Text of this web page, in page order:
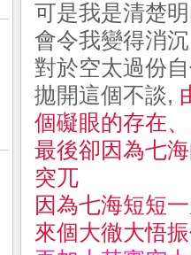
可是我是清楚
會令我變得消
對於空太過份
拋開這個不談,
個礙眼的存在、
最後卻因為七
突兀
因為七海短短
來個大徹大悟